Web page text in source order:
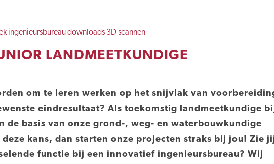
LANDMEETKUNDIGE
om te leren werken op het snijvlak van
eindresultaat? Als toekomstig landmeetkundige
de basis van onze grond-, weg- en waterbouwkundige
deze kans, dan starten onze projecten straks bij jou! Zie
functie bij een innovatief ingenieursbureau? Wij